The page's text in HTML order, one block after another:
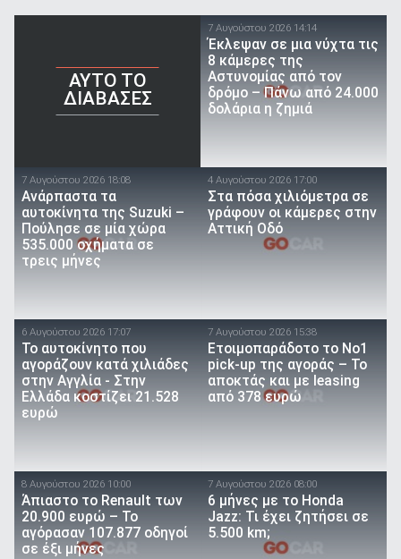
AYTO TO
ΔΙΑΒΑΣΕΣ
7 Αυγούστου 2026 14:14
Έκλεψαν σε μια νύχτα τις
8 κάμερες της
Αστυνομίας από τον
δρόμο – Πάνω από 24.000
δολάρια η ζημιά
7 Αυγούστου 2026 18:08
Ανάρπαστα τα
αυτοκίνητα της Suzuki –
Πούλησε σε μία χώρα
535.000 οχήματα σε
τρεις μήνες
4 Αυγούστου 2026 17:00
Στα πόσα χιλιόμετρα σε
γράφουν οι κάμερες στην
Αττική Οδό
6 Αυγούστου 2026 17:07
To αυτοκίνητο που
αγοράζουν κατά χιλιάδες
στην Αγγλία - Στην
Ελλάδα κοστίζει 21.528
ευρώ
7 Αυγούστου 2026 15:38
Ετοιμοπαράδοτο το Νο1
pick-up της αγοράς – Το
αποκτάς και με leasing
από 378 ευρώ
8 Αυγούστου 2026 10:00
Άπιαστο το Renault των
20.900 ευρώ – Το
αγόρασαν 107.877 οδηγοί
σε έξι μήνες
7 Αυγούστου 2026 08:00
6 μήνες με το Honda
Jazz: Τι έχει ζητήσει σε
5.500 km;